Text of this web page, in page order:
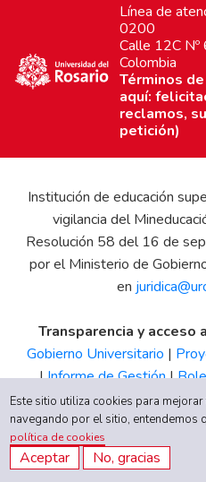
Línea de
0200
Calle 12C
Colombia
Términos
aquí:
reclamos,
petición)
Institución de educación
vigilancia del
Resolución 58 del 16 de
por el Ministerio de
en
Transparencia y acceso
Gobierno Universitario |
|Informe de Gestión|
Tributario|Estados
de
Este sitio utiliza cookies para
navegando por el sitio, entendemos
política de cookies
Aceptar No, gracias